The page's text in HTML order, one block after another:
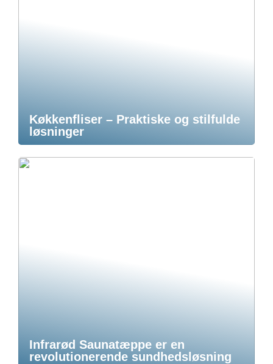
Køkkenfliser – Praktiske og stilfulde
løsninger
Infrarød Saunatæppe er en
revolutionerende sundhedsløsning